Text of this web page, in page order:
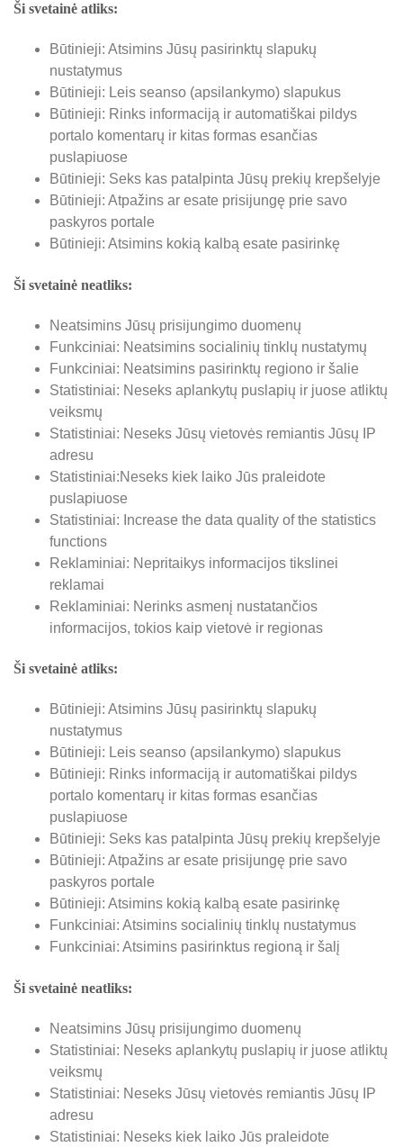
Ši svetainė atliks:
Būtinieji: Atsimins Jūsų pasirinktų slapukų
nustatymus
Būtinieji: Leis seanso (apsilankymo) slapukus
Būtinieji: Rinks informaciją ir automatiškai pildys
portalo komentarų ir kitas formas esančias
puslapiuose
Būtinieji: Seks kas patalpinta Jūsų prekių krepšelyje
Būtinieji: Atpažins ar esate prisijungę prie savo
paskyros portale
Būtinieji: Atsimins kokią kalbą esate pasirinkę
Ši svetainė neatliks:
Neatsimins Jūsų prisijungimo duomenų
Funkciniai: Neatsimins socialinių tinklų nustatymų
Funkciniai: Neatsimins pasirinktų regiono ir šalie
Statistiniai: Neseks aplankytų puslapių ir juose atliktų
veiksmų
Statistiniai: Neseks Jūsų vietovės remiantis Jūsų IP
adresu
Statistiniai:Neseks kiek laiko Jūs praleidote
puslapiuose
Statistiniai: Increase the data quality of the statistics
functions
Reklaminiai: Nepritaikys informacijos tikslinei
reklamai
Reklaminiai: Nerinks asmenį nustatančios
informacijos, tokios kaip vietovė ir regionas
Ši svetainė atliks:
Būtinieji: Atsimins Jūsų pasirinktų slapukų
nustatymus
Būtinieji: Leis seanso (apsilankymo) slapukus
Būtinieji: Rinks informaciją ir automatiškai pildys
portalo komentarų ir kitas formas esančias
puslapiuose
Būtinieji: Seks kas patalpinta Jūsų prekių krepšelyje
Būtinieji: Atpažins ar esate prisijungę prie savo
paskyros portale
Būtinieji: Atsimins kokią kalbą esate pasirinkę
Funkciniai: Atsimins socialinių tinklų nustatymus
Funkciniai: Atsimins pasirinktus regioną ir šalį
Ši svetainė neatliks:
Neatsimins Jūsų prisijungimo duomenų
Statistiniai: Neseks aplankytų puslapių ir juose atliktų
veiksmų
Statistiniai: Neseks Jūsų vietovės remiantis Jūsų IP
adresu
Statistiniai: Neseks kiek laiko Jūs praleidote